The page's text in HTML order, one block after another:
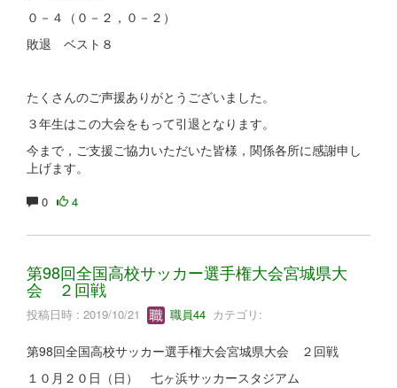
０－４（０－２，０－２）
敗退 ベスト８
たくさんのご声援ありがとうございました。
３年生はこの大会をもって引退となります。
今まで，ご支援ご協力いただいた皆様，関係各所に感謝申し
上げます。
0 4
第98回全国高校サッカー選手権大会宮城県大
会 ２回戦
投稿日時 : 2019/10/21 職員44 カテゴリ:
第98回全国高校サッカー選手権大会宮城県大会 ２回戦
１０月２０日（日） 七ヶ浜サッカースタジアム